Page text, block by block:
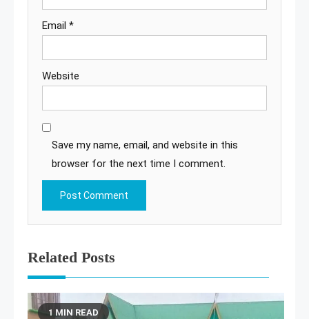
Email *
Website
Save my name, email, and website in this
browser for the next time I comment.
Related Posts
1 MIN READ